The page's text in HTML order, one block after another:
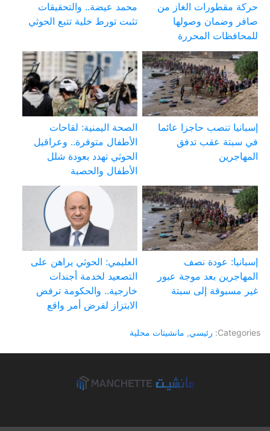
حركة مقطورات الغاز من
صافر وضمان وصولها
للمحافظات المحررة
محمد عيضة.. والتحقيقات
تثبت تورط خلية تتبع الحوثي
إسبانيا تنصب حاجزا عائما
في سبتة عقب تدفق
المهاجرين
الصحة اليمنية: لقاحات
الأطفال متوفرة.. وعراقيل
الحوثي تهدد بعودة شلل
الأطفال والحصبة
إسبانيا: عودة نصف
المهاجرين بعد موجة عبور
غير مسبوقة إلى سبتة
العليمي: الحوثي يراهن على
التصعيد لخدمة أجندات
خارجية.. والحكومة ترفض
الابتزاز لفرض أمر واقع
Categories: رئيسي, مانشيتات محلية